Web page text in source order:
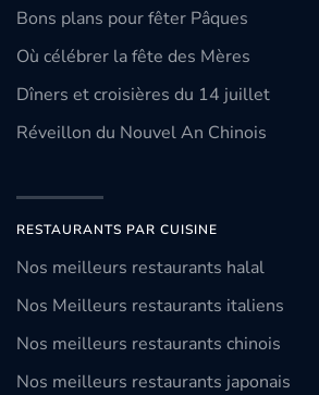
Bons plans pour fêter Pâques
Où célébrer la fête des Mères
Dîners et croisières du 14 juillet
Réveillon du Nouvel An Chinois
RESTAURANTS PAR CUISINE
Nos meilleurs restaurants halal
Nos Meilleurs restaurants italiens
Nos meilleurs restaurants chinois
Nos meilleurs restaurants japonais